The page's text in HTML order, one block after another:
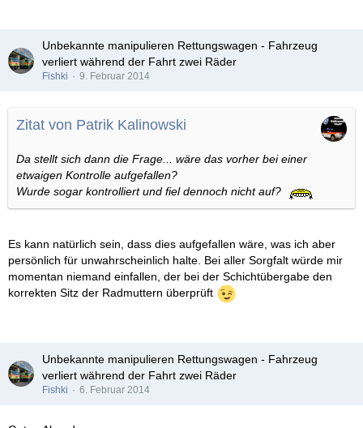
Unbekannte manipulieren Rettungswagen - Fahrzeug
verliert während der Fahrt zwei Räder
Fishki 9. Februar 2014
Zitat von Patrik Kalinowski
Da stellt sich dann die Frage... wäre das vorher bei einer
etwaigen Kontrolle aufgefallen?
Wurde sogar kontrolliert und fiel dennoch nicht auf?
Es kann natürlich sein, dass dies aufgefallen wäre, was ich aber
persönlich für unwahrscheinlich halte. Bei aller Sorgfalt würde mir
momentan niemand einfallen, der bei der Schichtübergabe den
korrekten Sitz der Radmuttern überprüft
Unbekannte manipulieren Rettungswagen - Fahrzeug
verliert während der Fahrt zwei Räder
Fishki 6. Februar 2014